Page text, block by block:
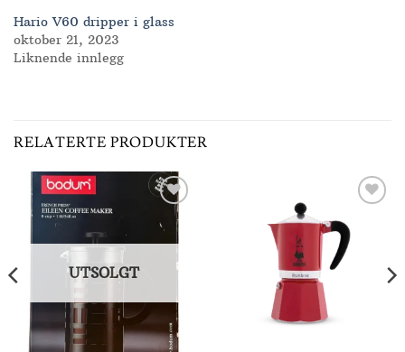
Hario V60 dripper i glass
oktober 21, 2023
Liknende innlegg
RELATERTE PRODUKTER
Add to
Wishlist
UTSOLGT
Wishlist